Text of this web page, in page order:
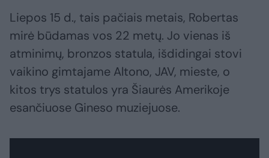
Liepos 15 d., tais pačiais metais, Robertas
mirė būdamas vos 22 metų. Jo vienas iš
atminimų, bronzos statula, išdidingai stovi
vaikino gimtajame Altono, JAV, mieste, o
kitos trys statulos yra Šiaurės Amerikoje
esančiuose Gineso muziejuose.